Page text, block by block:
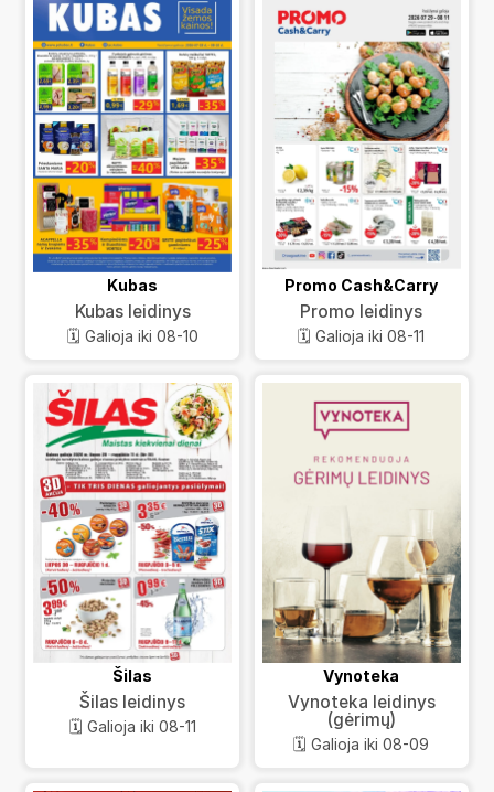
Kubas
Kubas leidinys
🗓️ Galioja iki 08-10
Promo Cash&Carry
Promo leidinys
🗓️ Galioja iki 08-11
Šilas
Šilas leidinys
🗓️ Galioja iki 08-11
Vynoteka
Vynoteka leidinys
(gėrimų)
🗓️ Galioja iki 08-09